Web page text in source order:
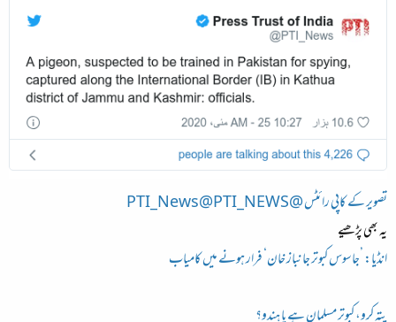
تصویر کے کاپی رائٹس @PTI_News@PTI_NEWS
یہ بھی پڑھیے
انڈیا: ’جاسوس کبوتر جانباز خان‘ فرار ہونے میں کامیاب